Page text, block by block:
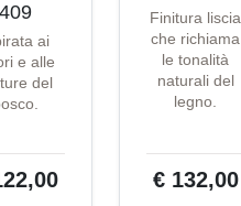
409
ai
e alle
del
Finitura liscia
che richiama
le tonalità
naturali del
legno.
€ 132,00